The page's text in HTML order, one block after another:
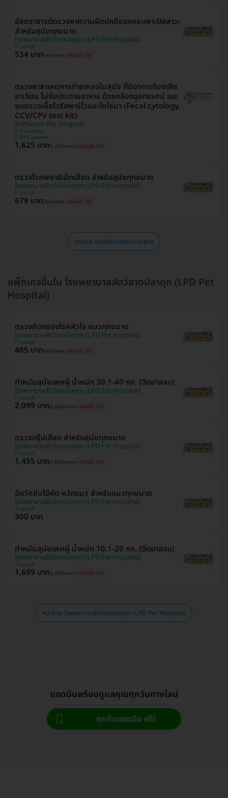
อัลตราซาวด์ตรวจหาความผิดปกติของกระเพาะปัสสาวะ
สำหรับสุนัขทุกขนาด
โรงพยาบาลสัตว์ลาดปลาดุก (LPD Pet Hospital)
นนทบุรี
534 บาท550 บาท ประหยัด 3%
ตรวจหาสาเหตุการถ่ายเหลวในสุนัข ที่มีอาการท้องเสีย
อาเจียน ไม่รับประทานอาหาร ด้วยกล้องจุลทรรศน์ และ
ชุดตรวจเชื้อไวรัสพาร์โวและโคโรนา (Fecal cytology,
CCV/CPV test kit)
SoftSense Pet Hospital
บางขุนเทียน
BTS วุฒากาศ
1,625 บาท1,710 บาท ประหยัด 5%
ตรวจโรคพยาธิเม็ดเลือด สำหรับสุนัขทุกขนาด
โรงพยาบาลสัตว์ลาดปลาดุก (LPD Pet Hospital)
นนทบุรี
679 บาท700 บาท ประหยัด 3%
ดูหมวด ตรวจโรคเฉพาะทางสุนัข
แพ็กเกจอื่นใน โรงพยาบาลสัตว์ลาดปลาดุก (LPD Pet
Hospital)
ตรวจคัดกรองโรคหัวใจ แมวทุกขนาด
โรงพยาบาลสัตว์ลาดปลาดุก (LPD Pet Hospital)
นนทบุรี
485 บาท500 บาท ประหยัด 3%
ทำหมันสุนัขเพศผู้ น้ำหนัก 30.1-40 กก. (ฉีดยาสลบ)
โรงพยาบาลสัตว์ลาดปลาดุก (LPD Pet Hospital)
นนทบุรี
2,099 บาท2,100 บาท ประหยัด 0%
ตรวจกรุ๊ปเลือด สำหรับสุนัขทุกขนาด
โรงพยาบาลสัตว์ลาดปลาดุก (LPD Pet Hospital)
นนทบุรี
1,455 บาท1,500 บาท ประหยัด 3%
ฉีดวัคซีนไข้หัด-หวัดแมว สำหรับแมวทุกขนาด
โรงพยาบาลสัตว์ลาดปลาดุก (LPD Pet Hospital)
นนทบุรี
300 บาท
ทำหมันสุนัขเพศผู้ น้ำหนัก 10.1-20 กก. (ฉีดยาสลบ)
โรงพยาบาลสัตว์ลาดปลาดุก (LPD Pet Hospital)
นนทบุรี
1,699 บาท1,700 บาท ประหยัด 0%
หน้ารวม โรงพยาบาลสัตว์ลาดปลาดุก (LPD Pet Hospital)
แอดมินพร้อมดูแลคุณทุกวันทางไลน์
คุยกับแอดมิน ฟรี!